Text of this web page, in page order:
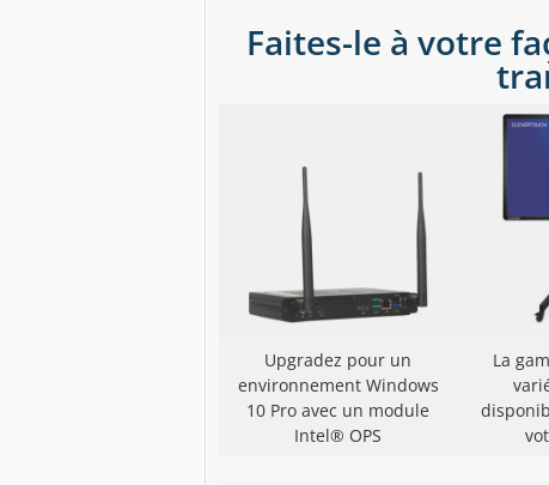
Faites-le à votre
Upgradez pour un
environnement Windows
10 Pro avec un module
Intel® OPS
La